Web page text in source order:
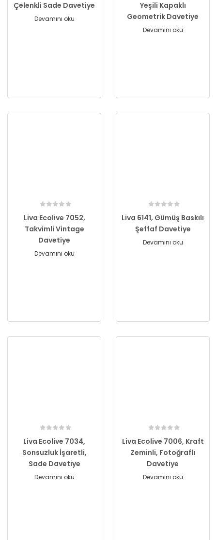
Çelenkli Sade Davetiye
Devamını oku
Yeşili Kapaklı
Geometrik Davetiye
Devamını oku
Liva Ecolive 7052,
Takvimli Vintage
Davetiye
Devamını oku
Liva 6141, Gümüş Baskılı
Şeffaf Davetiye
Devamını oku
Liva Ecolive 7034,
Sonsuzluk İşaretli,
Sade Davetiye
Devamını oku
Liva Ecolive 7006, Kraft
Zeminli, Fotoğraflı
Davetiye
Devamını oku